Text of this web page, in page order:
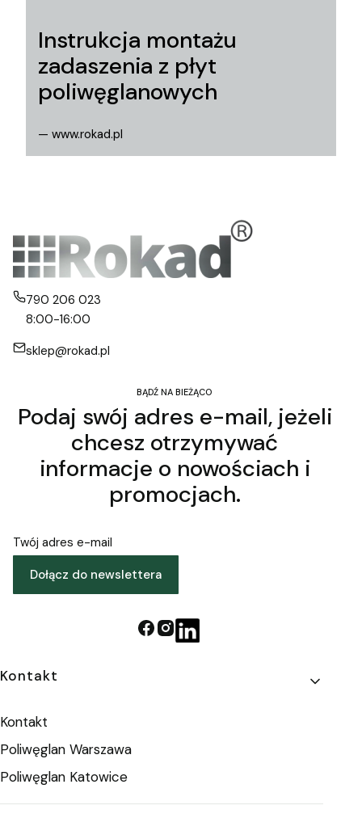
Instrukcja montażu
zadaszenia z płyt
poliwęglanowych
— www.rokad.pl
790 206 023
8:00-16:00
sklep@rokad.pl
BĄDŹ NA BIEŻĄCO
Podaj swój adres e-mail, jeżeli
chcesz otrzymywać
informacje o nowościach i
promocjach.
Twój adres e-mail
Dołącz do newslettera
Linki w stopce
Kontakt
Kontakt
Poliwęglan Warszawa
Poliwęglan Katowice